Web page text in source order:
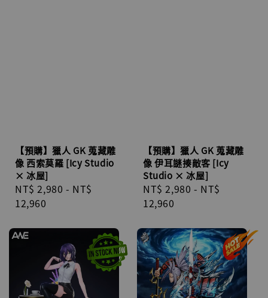
【預購】獵人 GK 蒐藏雕
像 西索莫羅 [Icy Studio
× 冰屋]
Regular
price
NT$ 2,980 - NT$
12,960
【預購】獵人 GK 蒐藏雕
像 伊耳謎揍敵客 [Icy
Studio × 冰屋]
Regular
price
NT$ 2,980 - NT$
12,960